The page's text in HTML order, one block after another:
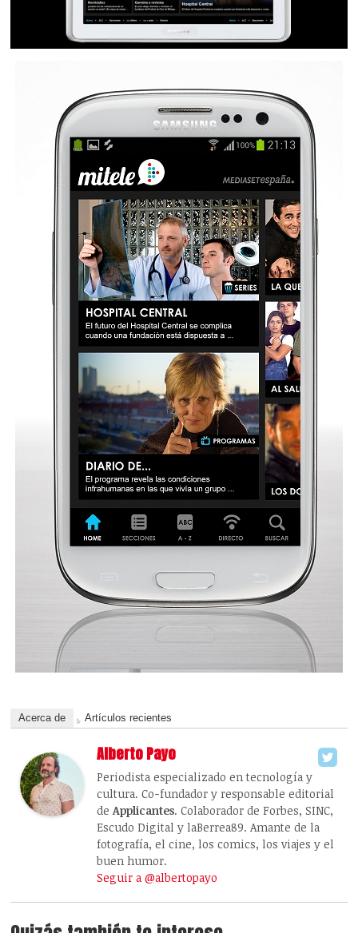
Acerca de Artículos recientes
Alberto Payo
Periodista especializado en tecnología y
cultura. Co-fundador y responsable editorial
deApplicantes. Colaborador de Forbes, SINC,
Escudo Digital y laBerrea89. Amante de la
fotografía, el cine, los comics, los viajes y el
buen humor.
Seguir a @albertopayo